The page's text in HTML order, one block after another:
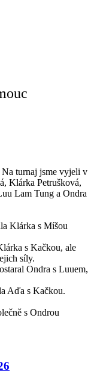
turnaj jsme vyjeli v
Klárka Petrušková,
Lam Tung a Ondra
Klárka s Míšou
s Kačkou, ale
síly.
Ondra s Luuem,
Aďa s Kačkou.
s Ondrou